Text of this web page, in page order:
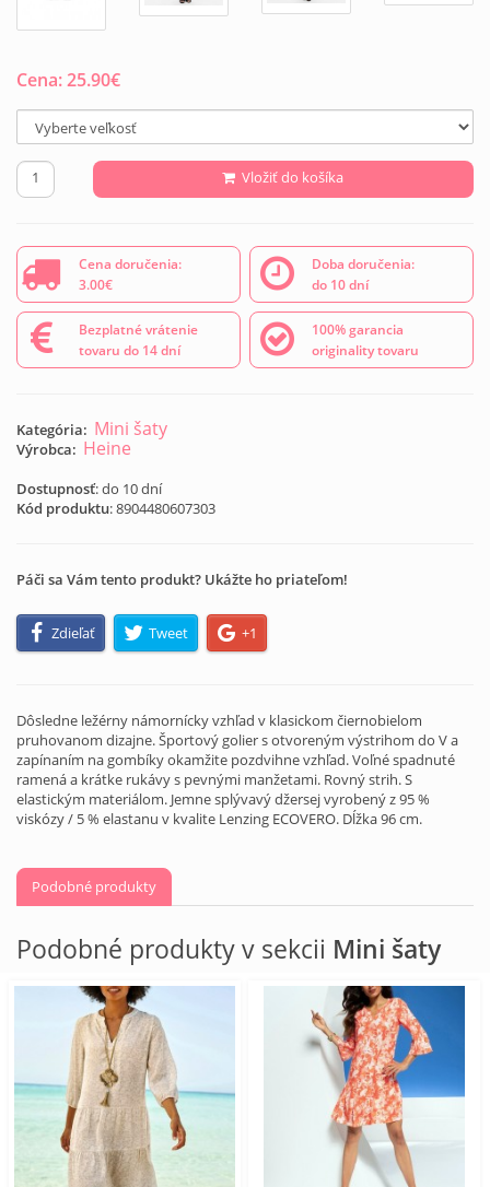
Cena:25.90€
Vložiť do košíka
Cena doručenia:
3.00€
Doba doručenia:
do 10 dní
Bezplatné vrátenie
tovaru do 14 dní
100% garancia
originality tovaru
Kategória: Mini šaty
Výrobca: Heine
Dostupnosť: do 10 dní
Kód produktu:8904480607303
Páči sa Vám tento produkt? Ukážte ho priateľom!
Zdieľať Tweet +1
Dôsledne ležérny námornícky vzhľad v klasickom čiernobielom
pruhovanom dizajne. Športový golier s otvoreným výstrihom do V a
zapínaním na gombíky okamžite pozdvihne vzhľad. Voľné spadnuté
ramená a krátke rukávy s pevnými manžetami. Rovný strih. S
elastickým materiálom. Jemne splývavý džersej vyrobený z 95 %
viskózy / 5 % elastanu v kvalite Lenzing ECOVERO. Dĺžka 96 cm.
Podobné produkty
Podobné produkty v sekcii Mini šaty